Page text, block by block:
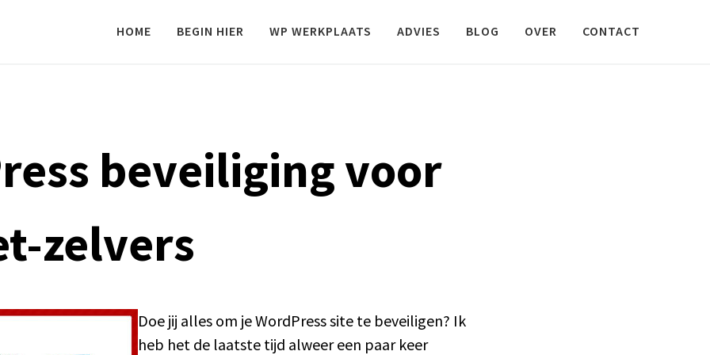
HOME BEGIN HIER WP WERKPLAATS ADVIES BLOG OVER CONTACT
beveiliging voor
zelvers
Doe jij alles om je WordPress site te beveiligen? Ik
heb het de laatste tijd alweer een paar keer